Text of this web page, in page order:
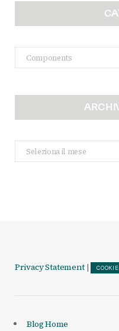
Categorie
Archivio
Articoli
Privacy Statement |
Blog Home